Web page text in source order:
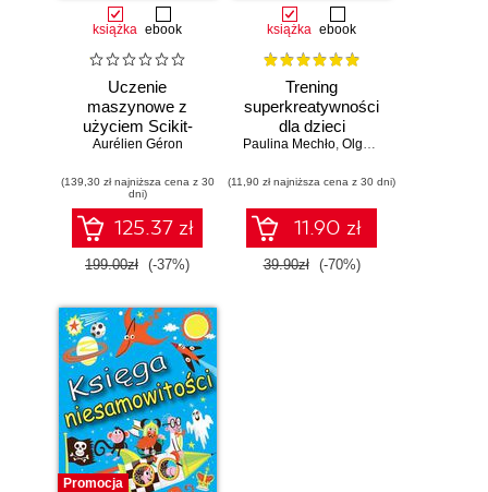
książka ebook
Uczenie
maszynowe z
użyciem Scikit-
Learn i PyTorch.
narzędzia i techniki
umożliwiające
konstruowanie
inteligentnych
systemów
Aurélien Géron
(139,30 zł najniższa cena z 30
dni)
125.37 zł
199.00zł (-37%)
książka ebook
Trening
superkreatywności
dla dzieci
Paulina Mechło, Olga Geppert
(11,90 zł najniższa cena z 30 dni)
11.90 zł
39.90zł (-70%)
Promocja